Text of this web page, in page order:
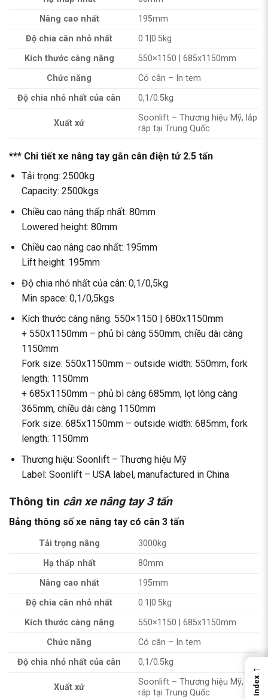
Nâng cao nhất
195mm
Độ chia cân nhỏ nhất
0.1|0.5kg
Kích thước càng nâng
550×1150 | 685x1150mm
Chức năng
Có cân – In tem
Độ chia nhỏ nhất của cân
0,1/0.5kg
Xuất xứ
Soonlift – Thương hiệu Mỹ, lắp
ráp tại Trung Quốc
*** Chi tiết xe nâng tay gắn cân điện tử 2.5 tấn
Tải trọng: 2500kg
Capacity: 2500kgs
Chiều cao nâng thấp nhất: 80mm
Loweredheight: 80mm
Chiều cao nâng cao nhất: 195mm
Lift height: 195mm
Độ chia nhỏ nhất của cân: 0,1/0,5kg
Min space: 0,1/0,5kgs
Kích thước càng nâng: 550×1150 | 680x1150mm
+ 550x1150mm – phủ bì càng 550mm, chiều dài càng
1150mm
Fork size: 550x1150mm – outside width: 550mm, fork
length: 1150mm
+ 685x1150mm – phủ bì càng 685mm, lọt lòng càng
365mm, chiều dài càng 1150mm
Fork size: 685x1150mm – outside width: 685mm, fork
length: 1150mm
Thương hiệu: Soonlift – Thương hiệu Mỹ
Label: Soonlift – USA label, manufactured in China
Thông tin cân xe nâng tay 3 tấn
Bảng thông số xe nâng tay có cân 3 tấn
Tải trọng nâng
3000kg
Hạ thấp nhất
80mm
Nâng cao nhất
195mm
Độ chia cân nhỏ nhất
0.1|0.5kg
Kích thước càng nâng
550×1150 | 685x1150mm
Chức năng
Có cân – In tem
Độ chia nhỏ nhất của cân
0,1/0.5kg
Xuất xứ
Soonlift – Thương hiệu Mỹ, lắp
ráp tại Trung Quốc
←
Index